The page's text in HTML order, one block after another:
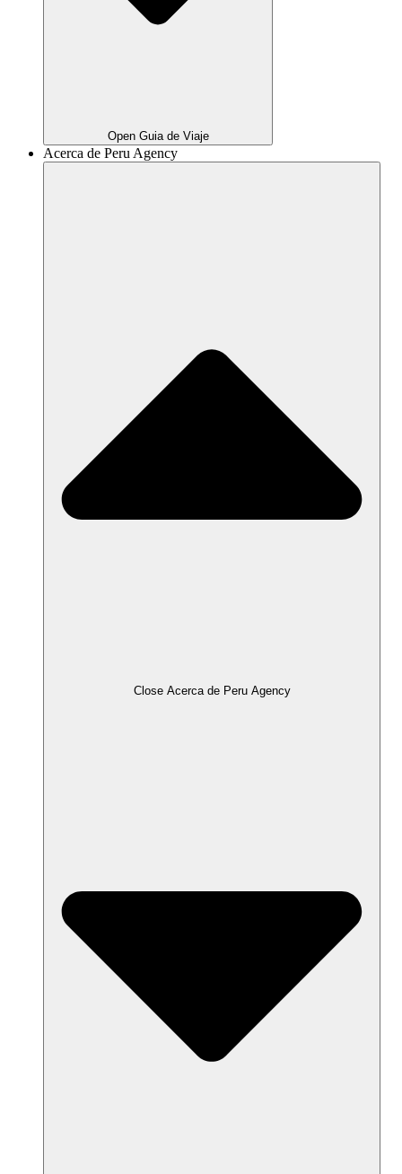
Open Guia de Viaje
Acerca de Peru Agency
Close Acerca de Peru Agency